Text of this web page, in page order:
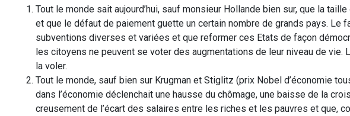
Tout le monde sait aujourd’hui, sauf monsieur Hollande bien sur, que la
et que le défaut de paiement guette un certain nombre de grands pays. Le
subventions diverses et variées et que reformer ces Etats de façon
les citoyens ne peuvent se voter des augmentations de leur niveau de vie.
la voler.
Tout le monde, sauf bien sur Krugman et Stiglitz (prix Nobel d’économie
dans l’économie déclenchait une hausse du chômage, une baisse de la
creusement de l’écart des salaires entre les riches et les pauvres et que,